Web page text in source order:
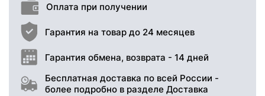
Оплата при получении
Гарантия на товар до 24 месяцев
Гарантия обмена, возврата - 14 дней
Бесплатная доставка по всей России -
более подробно в разделе Доставка